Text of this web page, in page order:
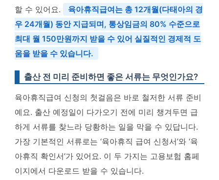
할 수 있어요.
육아휴직급여는 총 12개월(다태아의 경
우 24개월) 동안 지급되며, 통상임금의 80% 수준으로
최대 월 150만원까지 받을 수 있어 실질적인 경제적 도
움을 받을 수 있습니다.
출산 전 미리 준비하면 좋은 서류는 무엇인가요?
육아휴직급여 신청의 첫걸음은 바로 철저한 서류 준비
예요. 출산 예정일이 다가오기 전에 미리 챙겨두면 급
하게 서류를 찾느라 당황하는 일을 막을 수 있답니다.
가장 기본적인 서류로는 ‘육아휴직 급여 신청서’와 ‘육
아휴직 확인서’가 있어요. 이 두 가지는 고용보험 홈페
이지에서 다운로드 받을 수 있습니다.